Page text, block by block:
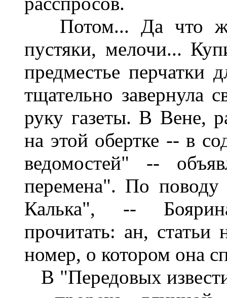
Потом... Да что же
пустяки, мелочи...
предместье перчатки
тщательно завернула
руку газеты. В Вене,
на этой обертке -- в
ведомостей" --
перемена". По
Калька", --
прочитать: ан, статьи
номер, о котором она
В "Передовых